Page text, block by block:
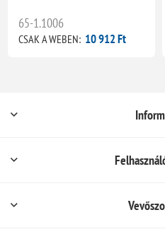
65-1.1006
CSAK A WEBEN: 10 912 Ft